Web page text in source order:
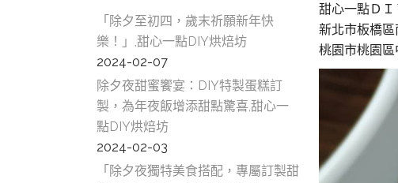
甜心一點Ｄ
新北市板橋
桃園市桃園
「除夕至初四，歲末祈願新年快
樂！」,甜心一點DIY烘焙坊
2024-02-07
除夕夜甜蜜饗宴：DIY特製蛋糕訂
製，為年夜飯增添甜點驚喜,甜心一
點DIY烘焙坊
2024-02-03
「除夕夜獨特美食搭配，專屬訂製甜